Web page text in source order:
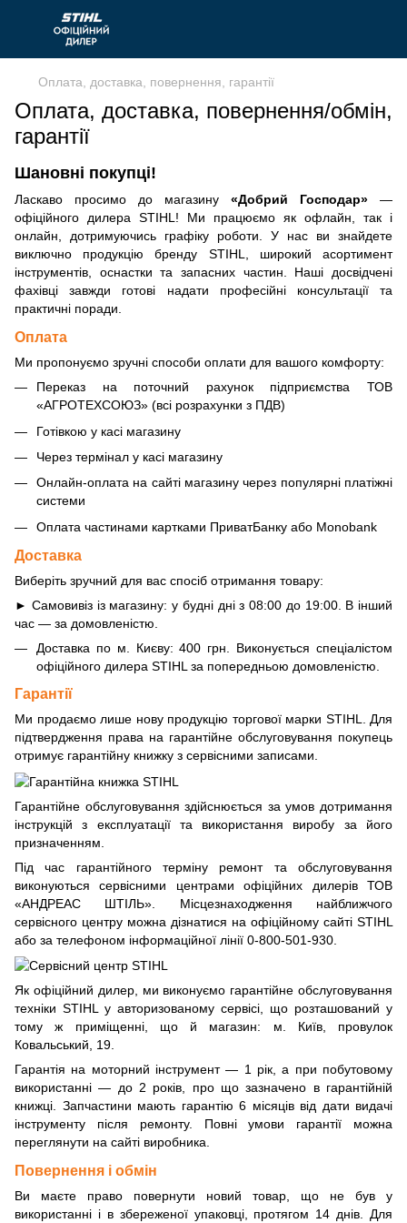
Оплата, доставка, повернення, гарантії
Оплата, доставка, повернення/обмін,
гарантії
Шановні покупці!
Ласкаво просимо до магазину «Добрий Господар» —
офіційного дилера STIHL! Ми працюємо як офлайн, так і
онлайн, дотримуючись графіку роботи. У нас ви знайдете
виключно продукцію бренду STIHL, широкий асортимент
інструментів, оснастки та запасних частин. Наші досвідчені
фахівці завжди готові надати професійні консультації та
практичні поради.
Оплата
Ми пропонуємо зручні способи оплати для вашого комфорту:
Переказ на поточний рахунок підприємства ТОВ
«АГРОТЕХСОЮЗ» (всі розрахунки з ПДВ)
Готівкою у касі магазину
Через термінал у касі магазину
Онлайн-оплата на сайті магазину через популярні платіжні
системи
Оплата частинами картками ПриватБанку або Monobank
Доставка
Виберіть зручний для вас спосіб отримання товару:
► Самовивіз із магазину: у будні дні з 08:00 до 19:00. В інший
час — за домовленістю.
Доставка по м. Києву: 400 грн. Виконується спеціалістом
офіційного дилера STIHL за попередньою домовленістю.
Гарантії
Ми продаємо лише нову продукцію торгової марки STIHL. Для
підтвердження права на гарантійне обслуговування покупець
отримує гарантійну книжку з сервісними записами.
Гарантійне обслуговування здійснюється за умов дотримання
інструкцій з експлуатації та використання виробу за його
призначенням.
Під час гарантійного терміну ремонт та обслуговування
виконуються сервісними центрами офіційних дилерів ТОВ
«АНДРЕАС ШТІЛЬ». Місцезнаходження найближчого
сервісного центру можна дізнатися на офіційному сайті STIHL
або за телефоном інформаційної лінії 0-800-501-930.
Як офіційний дилер, ми виконуємо гарантійне обслуговування
техніки STIHL у авторизованому сервісі, що розташований у
тому ж приміщенні, що й магазин: м. Київ, провулок
Ковальський, 19
Гарантія на моторний інструмент — 1 рік, а при побутовому
використанні — до 2 років, про що зазначено в гарантійній
книжці. Запчастини мають гарантію 6 місяців від дати видачі
інструменту після ремонту. Повні умови гарантії можна
переглянути на сайті виробника
Повернення і обмін
Ви маєте право повернути новий товар, що не був у
використанні і в збереженої упаковці, протягом 14 днів. Для